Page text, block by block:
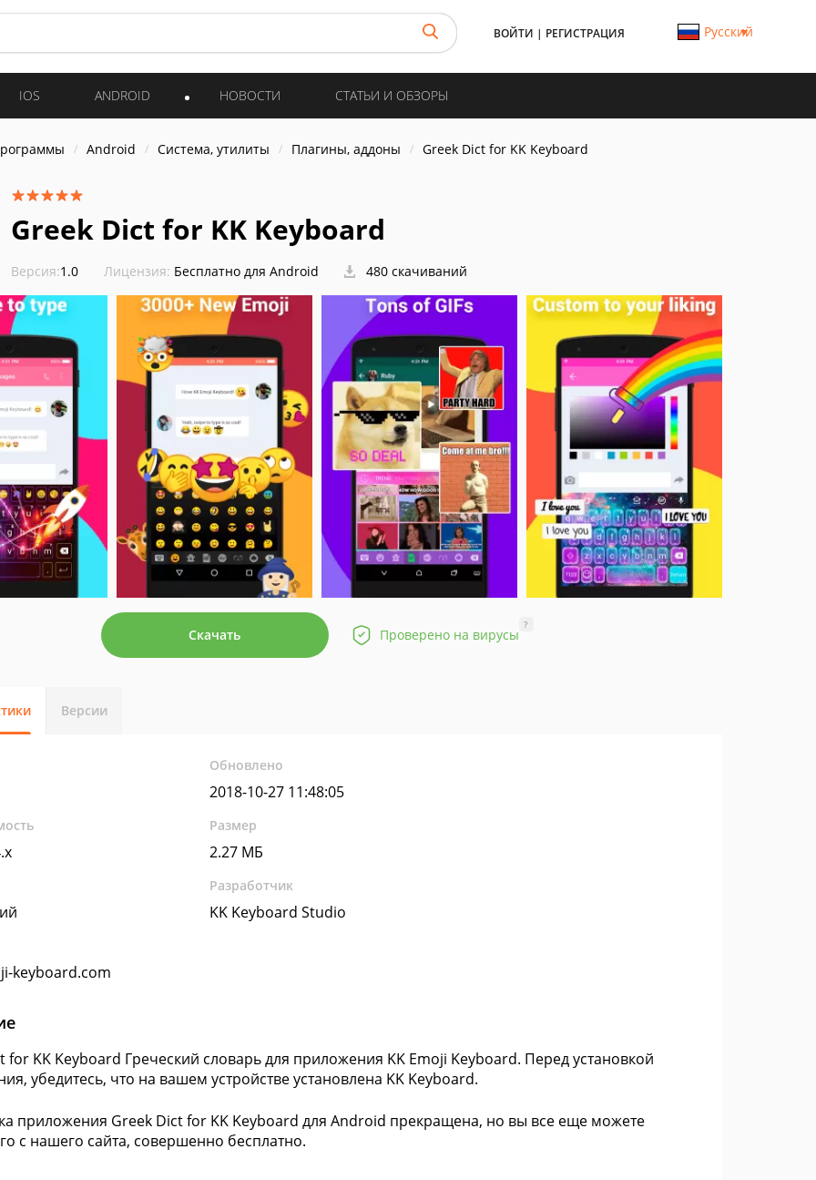
ВОЙТИ | РЕГИСТРАЦИЯ Русский
IOS ANDROID НОВОСТИ СТАТЬИ И ОБЗОРЫ
Android Система, утилиты Плагины, аддоны Greek Dict for KK Keyboard
Greek Dict for KK Keyboard
Версия:1.0 Лицензия: Бесплатно для Android 480 скачиваний
Скачать Проверено на вирусы
?
Версии
Обновлено
2018-10-27 11:48:05
Размер
2.27 МБ
Разработчик
KK Keyboard Studio
keyboard.com
for KK Keyboard Греческий словарь для приложения KK Emoji Keyboard. Перед установкой
убедитесь, что на вашем устройстве установлена KK Keyboard.
приложения Greek Dict for KK Keyboard для Android прекращена, но вы все еще можете
с нашего сайта, совершенно бесплатно.